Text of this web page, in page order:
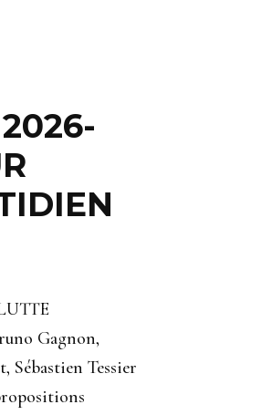
Gagnon,
Tessier